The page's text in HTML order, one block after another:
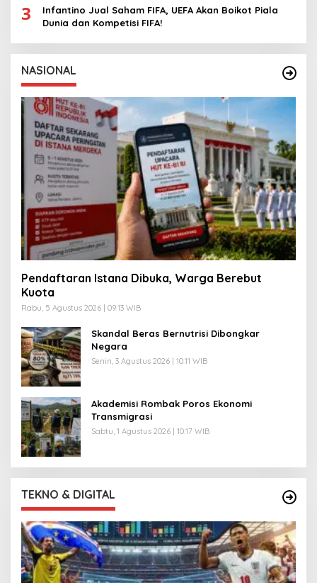
3
Infantino Jual Saham FIFA, UEFA Akan Boikot Piala
Dunia dan Kompetisi FIFA!
NASIONAL
Pendaftaran Istana Dibuka, Warga Berebut
Kuota
Rabu, 5 Agustus 2026 | 09:13 WIB
Skandal Beras Bernutrisi Dibongkar
Negara
Senin, 3 Agustus 2026 | 10:11 WIB
Akademisi Rombak Poros Ekonomi
Transmigrasi
Sabtu, 1 Agustus 2026 | 10:17 WIB
TEKNO & DIGITAL